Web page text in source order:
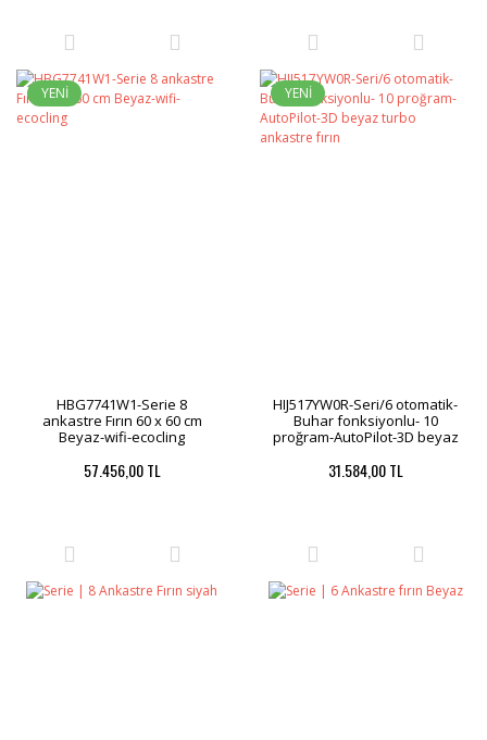
YENİ
HBG7741W1-Serie 8
ankastre Fırın 60 x 60 cm
Beyaz-wifi-ecocling
57.456,00 TL
YENİ
HIJ517YW0R-Seri/6 otomatik-
Buhar fonksiyonlu- 10
proğram-AutoPilot-3D beyaz
31.584,00 TL